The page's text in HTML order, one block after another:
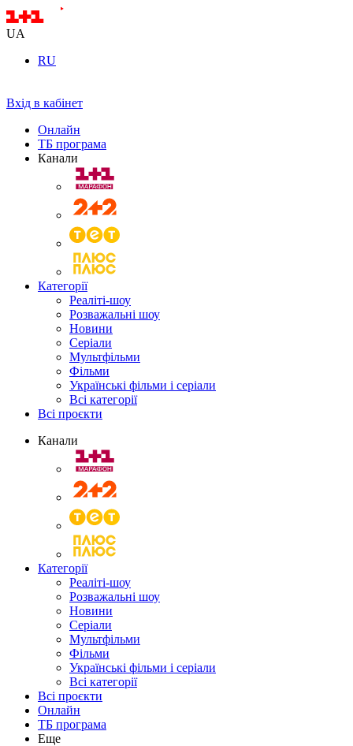
UA
RU
Вхід в кабінет
Онлайн
ТБ програма
Канали
Категорії
Реаліті-шоу
Розважальні шоу
Новини
Серіали
Мультфільми
Фільми
Українські фільми і серіали
Всі категорії
Всі проєкти
Канали
Категорії
Реаліті-шоу
Розважальні шоу
Новини
Серіали
Мультфільми
Фільми
Українські фільми і серіали
Всі категорії
Всі проєкти
Онлайн
ТБ програма
Еще